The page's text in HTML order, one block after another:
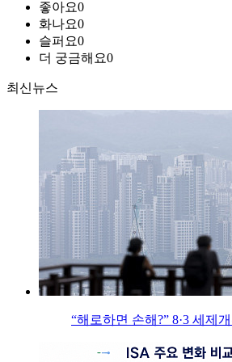
좋아요0
화나요0
슬퍼요0
더 궁금해요0
최신뉴스
“해로하면 손해?” 8·3 세제